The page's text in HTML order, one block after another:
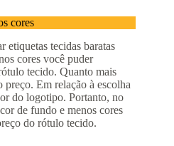
cores
etiquetas tecidas baratas
cores você puder
tecido. Quanto mais
preço. Em relação à escolha
do logotipo. Portanto, no
de fundo e menos cores
do rótulo tecido.